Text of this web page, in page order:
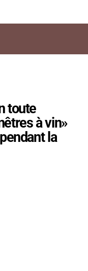
toute
à vin»
la